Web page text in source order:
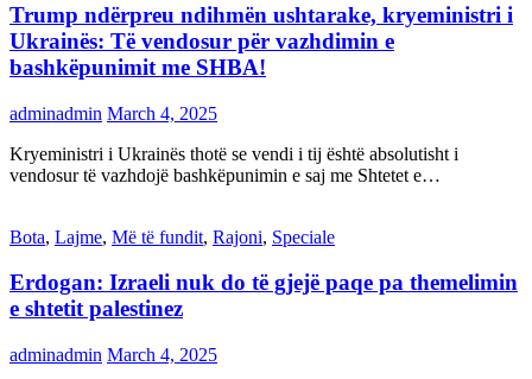
Trump ndërpreu ndihmën ushtarake, kryeministri i
Ukrainës: Të vendosur për vazhdimin e
bashkëpunimit me SHBA!
adminadmin March 4, 2025
Kryeministri i Ukrainës thotë se vendi i tij është absolutisht i
vendosur të vazhdojë bashkëpunimin e saj me Shtetet e…
Bota, Lajme, Më të fundit, Rajoni, Speciale
Erdogan: Izraeli nuk do të gjejë paqe pa themelimin
e shtetit palestinez
adminadmin March 4, 2025